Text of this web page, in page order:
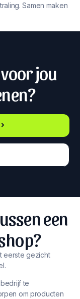
Samen maken
jou
een
eerste gezicht
te
om producten